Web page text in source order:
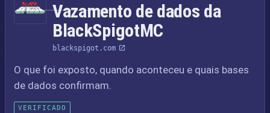
Vazamento de dados da
BlackSpigotMC
blackspigot.com
O que foi exposto, quando aconteceu e quais bases
de dados confirmam.
VERIFICADO